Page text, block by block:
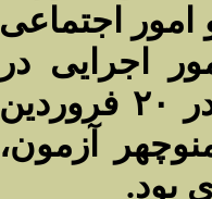
کار و امور اجتماعی
اجرایی در
کابینه شریف امامی بود که در ۲۰ فروردین
شد. منوچهر آزمون،
بود.